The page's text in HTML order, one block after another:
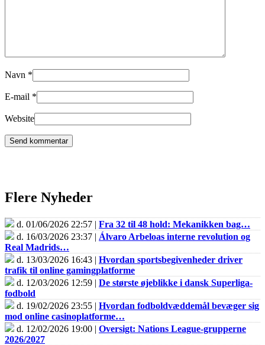
Navn *
E-mail *
Website
Flere Nyheder
d. 01/06/2026 22:57 | Fra 32 til 48 hold: Mekanikken bag…
d. 16/03/2026 23:37 | Álvaro Arbeloas interne revolution og
Real Madrids…
d. 13/03/2026 16:43 | Hvordan sportsbegivenheder driver
trafik til online gamingplatforme
d. 12/03/2026 12:59 | De største øjeblikke i dansk Superliga-
fodbold
d. 19/02/2026 23:55 | Hvordan fodboldvæddemål bevæger sig
mod online casinoplatforme…
d. 12/02/2026 19:00 | Oversigt: Nations League-grupperne
2026/2027